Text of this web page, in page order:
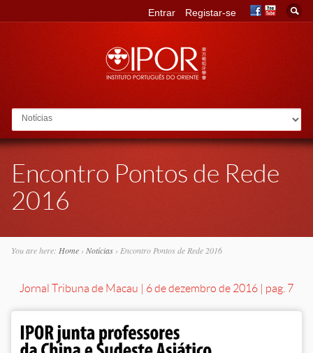
Go to:
Entrar Registar-se
Encontro Pontos de Rede
2016
You are here: Home› Notícias› Encontro Pontos de Rede 2016
Jornal Tribuna de Macau | 6 de dezembro de 2016 | pag. 7